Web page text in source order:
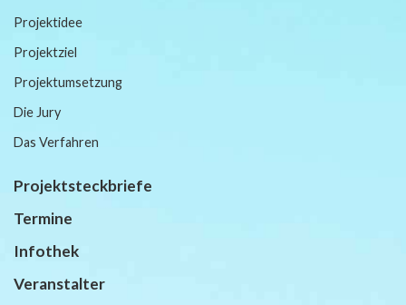
Projektidee
Projektziel
Projektumsetzung
Die Jury
Das Verfahren
Projektsteckbriefe
Termine
Infothek
Veranstalter